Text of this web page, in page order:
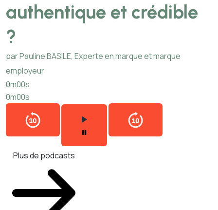
authentique et crédible
?
par Pauline BASILE, Experte en marque et marque
employeur
0m00s
0m00s
Plus de podcasts